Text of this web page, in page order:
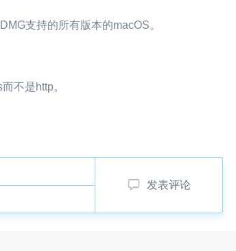
支持的所有版本的macOS。
不是http。
发表评论